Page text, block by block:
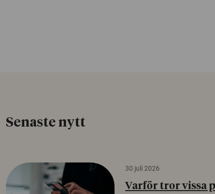
Senaste nytt
30 juli 2026
Varför tror vissa